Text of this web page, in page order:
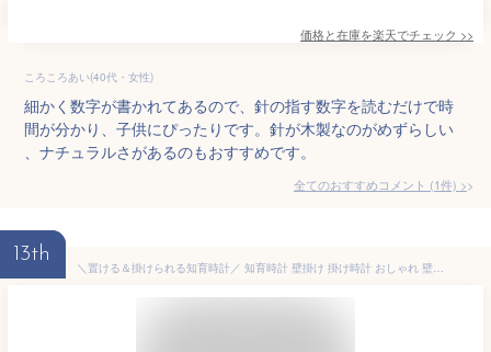
価格と在庫を楽天でチェック >>
ころころあい(40代・女性)
細かく数字が書かれてあるので、針の指す数字を読むだけで時
間が分かり、子供にぴったりです。針が木製なのがめずらしい
、ナチュラルさがあるのもおすすめです。
全てのおすすめコメント (1件) >
13th
＼置ける＆掛けられる知育時計／ 知育時計 壁掛け 掛け時計 おしゃれ 壁掛け時計 30CM 知育時計 置き時計 子供用時計 アナログ時計 アナログ時計 シンプル 置き型 学習教育 静音 連続秒針 大文字 非電波 ウォールクロック かわいい